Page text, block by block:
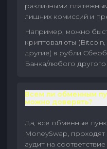
различными
лишних комиссий и
Например, можно
криптовалюты
другие) в рубли
Банка/любого другого
Всем ли обменным
можно доверять?
Да, все обменные
MoneySwap,
аудит на